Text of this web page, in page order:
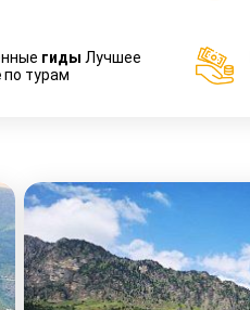
гиды Лучшее
по турам